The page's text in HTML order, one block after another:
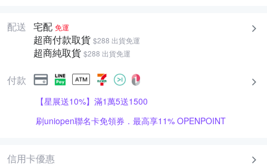
配送 宅配 免運
超商付款取貨 $288 出貨免運
超商純取貨 $288 出貨免運
付款
【星展送10%】滿1萬5送1500
刷uniopen聯名卡免領券．最高享11% OPENPOINT
信用卡優惠